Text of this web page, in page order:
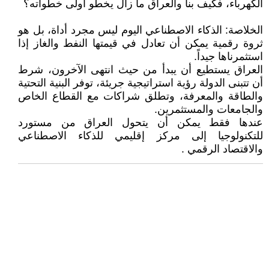
الكهرباء، فكيف بنا والعراق ما زال يخطو أولى خطواته؟
الخلاصة: الذكاء الاصطناعي اليوم ليس مجرد أداة، بل هو
ثروة رقمية يمكن أن تعادل في قيمتها النفط والغاز إذا
استثمرناها جيداً.
العراق يستطيع أن يبدأ من حيث انتهى الآخرون، شرط
أن تتبنى الدولة رؤية استراتيجية جريئة، توفر البنية التحتية
والطاقة والمعرفة، وتطلق شراكات مع القطاع الخاص
والجامعات والمستثمرين.
عندها فقط يمكن أن يتحول العراق من مستورد
للتكنولوجيا إلى مركز إقليمي للذكاء الاصطناعي
والاقتصاد الرقمي .